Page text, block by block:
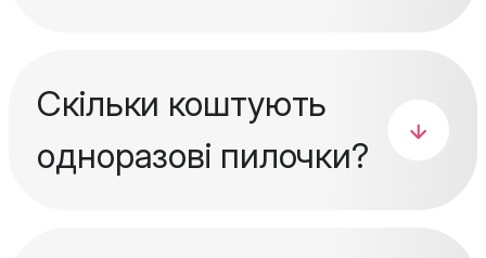
Скільки коштують
одноразові пилочки?